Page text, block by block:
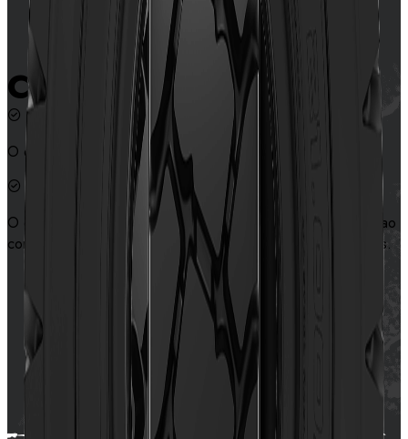
Características
O desenho especial oferece excelente tração.
O design especial de proteção lateral melhora a resistência ao
corte e garante a segurança da lateral em condições severas.
Contate-nos